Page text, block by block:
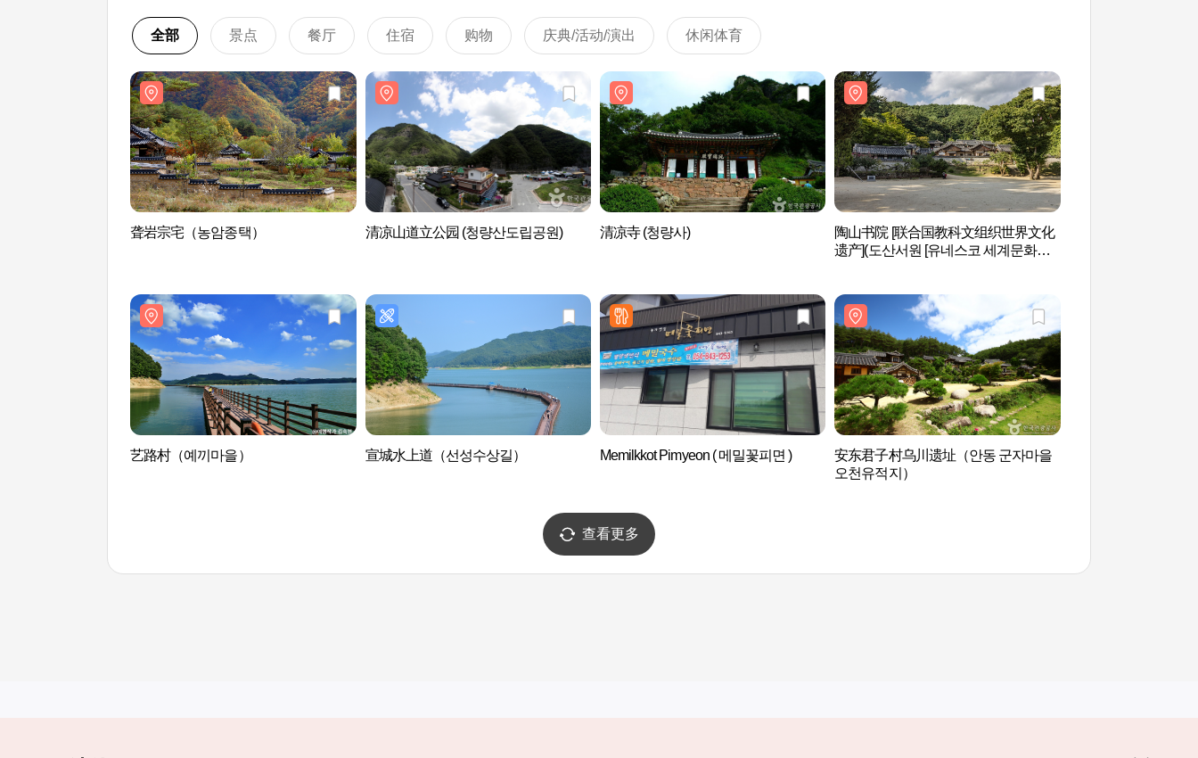
全部 景点 餐厅 住宿 购物 庆典/活动/演出 休闲体育
聋岩宗宅（농암종택） 清凉山道立公园 (청량산도립공원) 清凉寺 (청량사)
陶山书院 [联合国教科文组织世界文化
遗产](도산서원 [유네스코 세계문화유
艺路村（예끼마을） 宣城水上道（선성수상길） Memilkkot Pimyeon ( 메밀꽃피면 )
安东君子村乌川遗址（안동 군자마을
오천유적지）
查看更多